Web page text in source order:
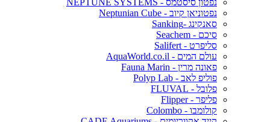
נפטוניאן קיוב - Neptunian Cube
סאנקינג -Sanking
סיכם - Seachem
סליפרט - Salifert
עולם המים - AquaWorld.co.il
פאונה מרין - Fauna Marin
פוליפ לאב - Polyp Lab
פלובל - FLUVAL
פליפר - Flipper
קולומבו - Colombo